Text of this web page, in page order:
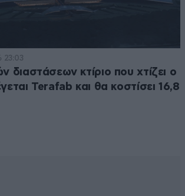
23:03
διαστάσεων κτίριο που χτίζει ο
Terafab και θα κοστίσει 16,8